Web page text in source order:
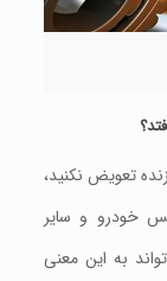
تعویض نکنید،
خودرو و سایر
به این معنی